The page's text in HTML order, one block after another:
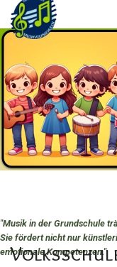
"Musik in der Grundschule
Sie fördert nicht nur
emotionale Kompetenzen."